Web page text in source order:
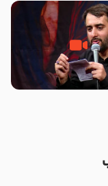
العباس علیه السلام
من عاشق کربلاتم
– شب هفتم – محرم